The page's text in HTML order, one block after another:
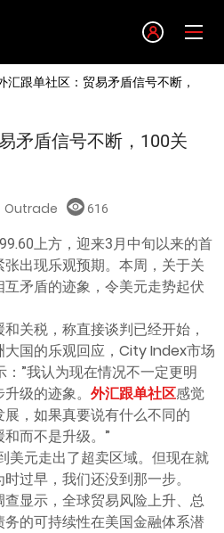
汇跟单社区：贸易矛盾信号不断，
矛盾信号不断，100关
Outrade 616
上方，迎来3月中旬以来的首
出现乐观预期。本周，关于关
矛盾的迹象，令美元走势起伏
关税，称直接谈判已经开始，
国的乐观回应，City Index市场
”我认为现在情况不一定更明
级的迹象。 外汇跟单社区感觉
，如果真要说有什么不同的
而不是升级。”
元走出了超卖区域。但现在就
过早，我们还没到那一步。
显示，全球贸易风险上升、总
的可持续性在美国金融体系潜